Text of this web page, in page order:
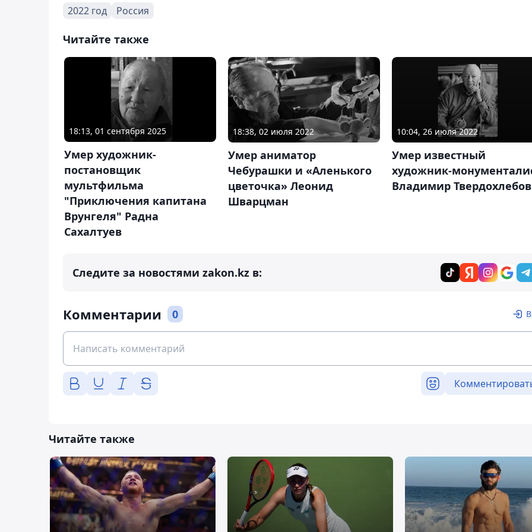
2022 год Россия
Читайте также
18:13, 01 сентября 2025
Умер художник-
постановщик
мультфильма
"Приключения капитана
Врунгеля" Радна
Сахалтуев
18:38, 02 июля 2022
Умер аниматор
Чебурашки и «Аленького
цветочка» Леонид
Шварцман
10:04, 26 июля 2022
Умер известный
художник-
Владимир Твердохлебов
Следите за новостями zakon.kz в:
Комментарии 0
Читайте также